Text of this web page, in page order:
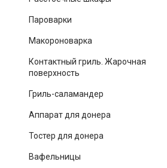
Пароварки
Макороноварка
Контактный гриль. Жарочная
поверхность
Гриль-саламандер
Аппарат для донера
Тостер для донера
Вафельницы